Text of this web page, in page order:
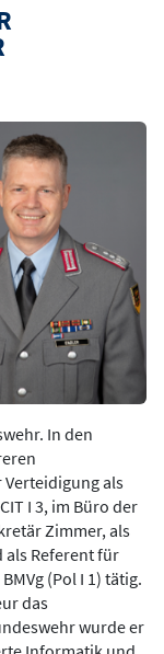
In den
als
I 3, im Büro der
Zimmer, als
als Referent für
(Pol I 1) tätig.
das
wurde er